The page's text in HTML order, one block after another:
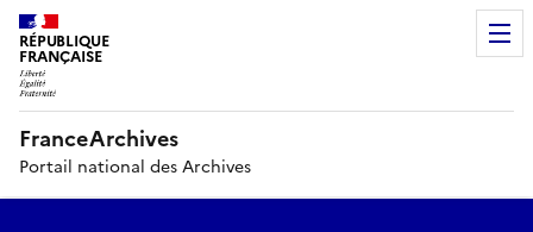
RÉPUBLIQUE
FRANÇAISE
FranceArchives
Portail national des Archives